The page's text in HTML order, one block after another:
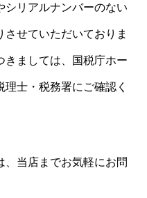
リアルナンバーのない
せていただいておりま
ましては、国税庁ホー
士・税務署にご確認く
、当店までお気軽にお問